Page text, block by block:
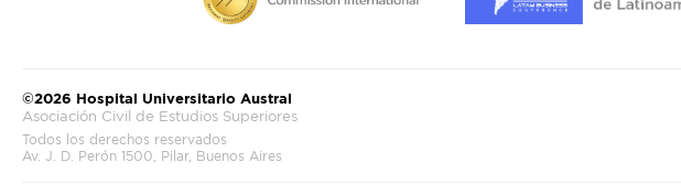
©2026 Hospital Universitario Austral
Asociación Civil de Estudios Superiores
Todos los derechos reservados
Av. J. D. Perón 1500, Pilar, Buenos Aires